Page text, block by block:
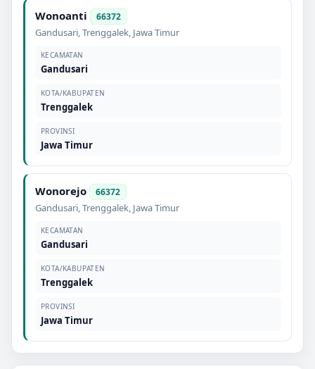
Wonoanti 66372
Gandusari,Trenggalek, Jawa Timur
KECAMATAN
Gandusari
KOTA/KABUPATEN
Trenggalek
PROVINSI
Jawa Timur
Wonorejo 66372
Gandusari,Trenggalek, Jawa Timur
KECAMATAN
Gandusari
KOTA/KABUPATEN
Trenggalek
PROVINSI
Jawa Timur